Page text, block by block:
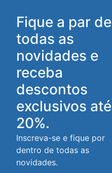
Fique a par de
todas as
novidades e
receba
descontos
exclusivos até
20%.
Inscreva-se e fique por
dentro de todas as
novidades.